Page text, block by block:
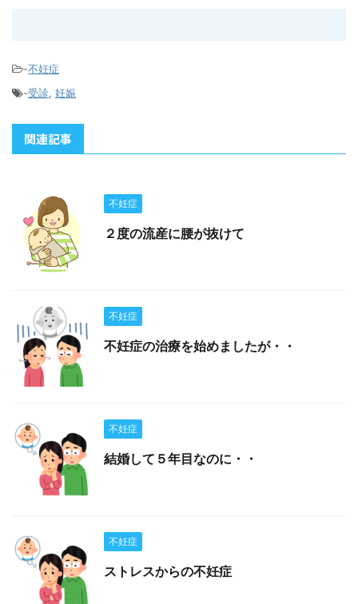
-不妊症
-受診, 妊娠
関連記事
不妊症
２度の流産に腰が抜けて
不妊症
不妊症の治療を始めましたが・・
不妊症
結婚して５年目なのに・・
不妊症
ストレスからの不妊症